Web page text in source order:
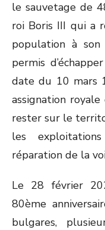
le sauvetage de
roi Boris III qui a
population à
permis
date du 10 mars
assignation
rester sur le
les
réparation de la
Le 28 février
80ème
bulgares,